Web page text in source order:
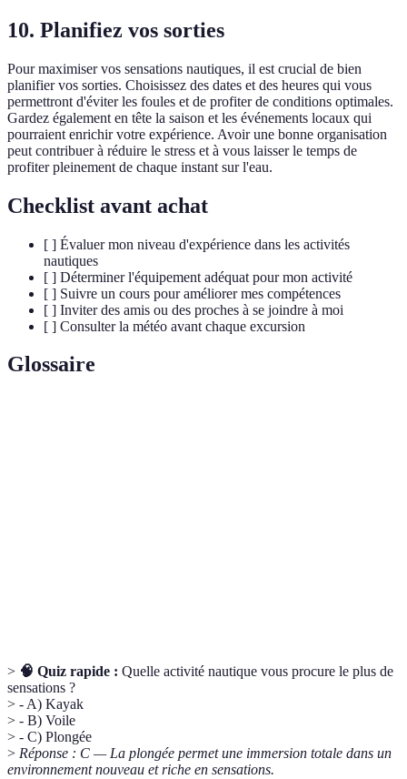
10. Planifiez vos sorties
Pour maximiser vos sensations nautiques, il est crucial de bien
planifier vos sorties. Choisissez des dates et des heures qui vous
permettront d'éviter les foules et de profiter de conditions optimales.
Gardez également en tête la saison et les événements locaux qui
pourraient enrichir votre expérience. Avoir une bonne organisation
peut contribuer à réduire le stress et à vous laisser le temps de
profiter pleinement de chaque instant sur l'eau.
Checklist avant achat
[ ] Évaluer mon niveau d'expérience dans les activités
nautiques
[ ] Déterminer l'équipement adéquat pour mon activité
[ ] Suivre un cours pour améliorer mes compétences
[ ] Inviter des amis ou des proches à se joindre à moi
[ ] Consulter la météo avant chaque excursion
Glossaire
> 🧠 Quiz rapide : Quelle activité nautique vous procure le plus de
sensations ?
> - A) Kayak
> - B) Voile
> - C) Plongée
> Réponse : C — La plongée permet une immersion totale dans un
environnement nouveau et riche en sensations.